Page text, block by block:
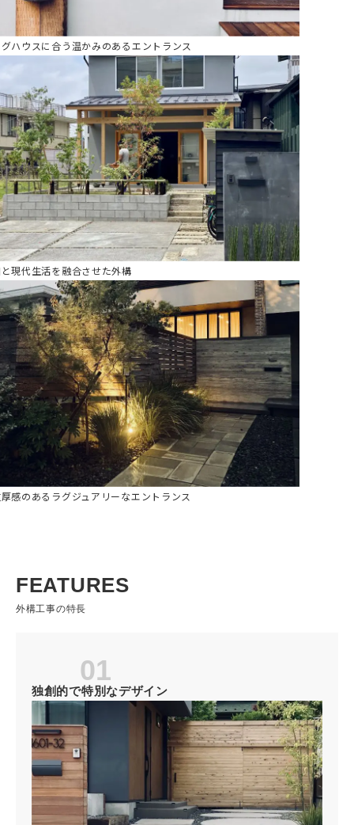
ハウスに合う温かみのあるエントランス
現代生活を融合させた外構
感のあるラグジュアリーなエントランス
FEATURES
外構工事の特長
01
独創的で特別なデザイン